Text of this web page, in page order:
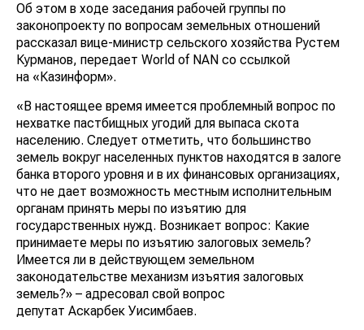
Об этом в ходе заседания рабочей группы по
законопроекту по вопросам земельных отношений
рассказал вице-министр сельского хозяйства Рустем
Курманов, передает World of NAN со ссылкой
на «Казинформ».
«В настоящее время имеется проблемный вопрос по
нехватке пастбищных угодий для выпаса скота
населению. Следует отметить, что большинство
земель вокруг населенных пунктов находятся в залоге
банка второго уровня и в их финансовых организациях,
что не дает возможность местным исполнительным
органам принять меры по изъятию для
государственных нужд. Возникает вопрос: Какие
принимаете меры по изъятию залоговых земель?
Имеется ли в действующем земельном
законодательстве механизм изъятия залоговых
земель?» – адресовал свой вопрос
депутат Аскарбек Уисимбаев.